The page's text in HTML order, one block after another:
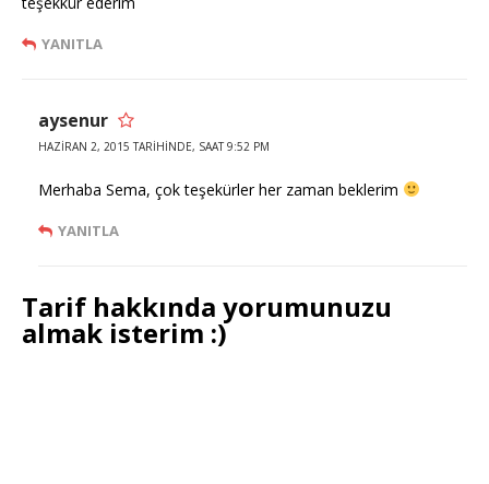
YANITLA
aysenur
HAZIRAN 2, 2015 TARIHINDE, SAAT 9:52 PM
Merhaba Sema, çok teşekürler her zaman beklerim
YANITLA
Tarif hakkında yorumunuzu
almak isterim :)